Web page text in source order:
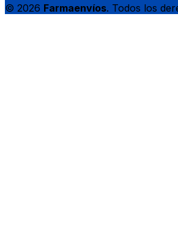
© 2026 Farmaenvíos. Todos los